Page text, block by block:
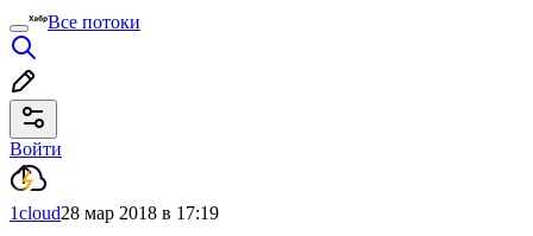
Все потоки
Войти
1cloud28 мар 2018 в 17:19